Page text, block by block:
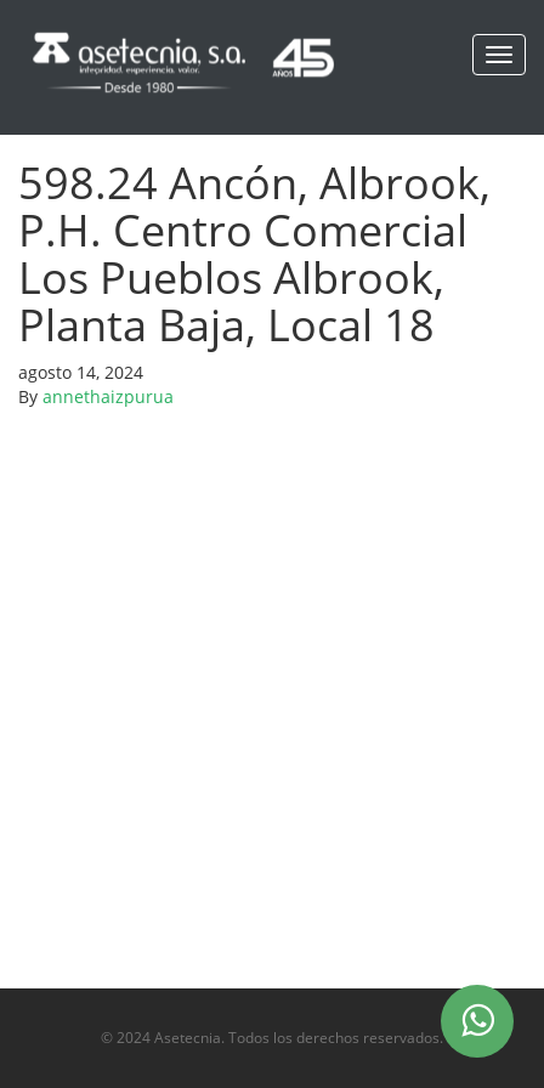
598.24 Ancón, Albrook,
P.H. Centro Comercial
Los Pueblos Albrook,
Planta Baja, Local 18
agosto 14, 2024
By annethaizpurua
© 2024 Asetecnia. Todos los derechos reservados.